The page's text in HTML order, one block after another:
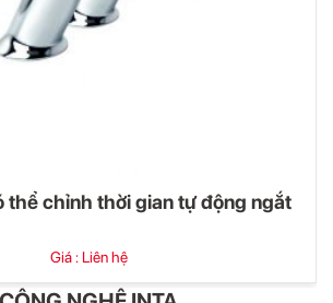
thể chỉnh thời gian tự động ngắt
Giá : Liên hệ